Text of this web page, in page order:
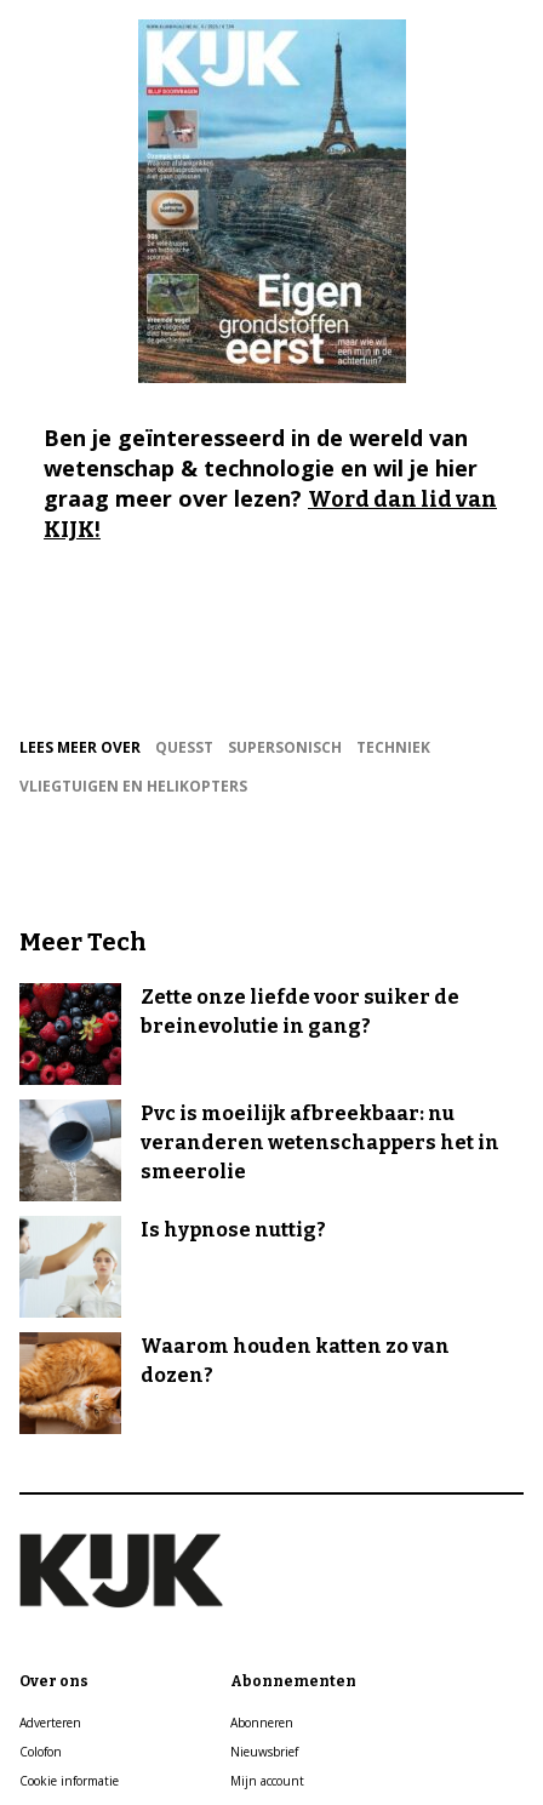
Ben je geïnteresseerd in de wereld van
wetenschap & technologie en wil je hier
graag meer over lezen? Word dan lid van
KIJK!
LEES MEER OVER QUESST SUPERSONISCH
TECHNIEK
VLIEGTUIGEN EN HELIKOPTERS
Meer Tech
Zette onze liefde voor suiker de
breinevolutie in gang?
Pvc is moeilijk afbreekbaar: nu
veranderen wetenschappers het in
smeerolie
Is hypnose nuttig?
Waarom houden katten zo van
dozen?
Over ons
Adverteren
Colofon
Cookie informatie
Abonnementen
Abonneren
Nieuwsbrief
Mijn account